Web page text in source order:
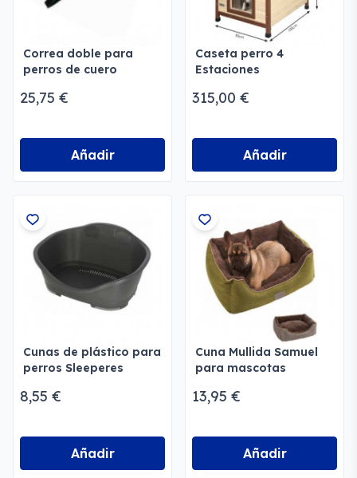
Correa doble para
perros de cuero
25,75 €
Añadir
Caseta perro 4
Estaciones
315,00 €
Añadir
Cunas de plástico para
perros Sleeperes
8,55 €
Añadir
Cuna Mullida Samuel
para mascotas
13,95 €
Añadir